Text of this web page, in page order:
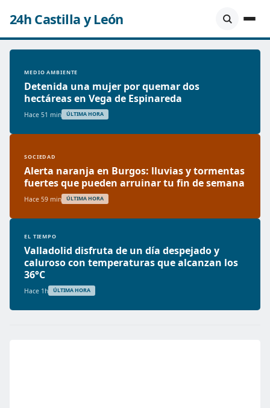
24h Castilla y León
MEDIO AMBIENTE
Detenida una mujer por quemar dos
hectáreas en Vega de Espinareda
Hace 51 min ÚLTIMA HORA
SOCIEDAD
Alerta naranja en Burgos: lluvias y tormentas
fuertes que pueden arruinar tu fin de semana
Hace 59 min ÚLTIMA HORA
EL TIEMPO
Valladolid disfruta de un día despejado y
caluroso con temperaturas que alcanzan los
36°C
Hace 1h ÚLTIMA HORA